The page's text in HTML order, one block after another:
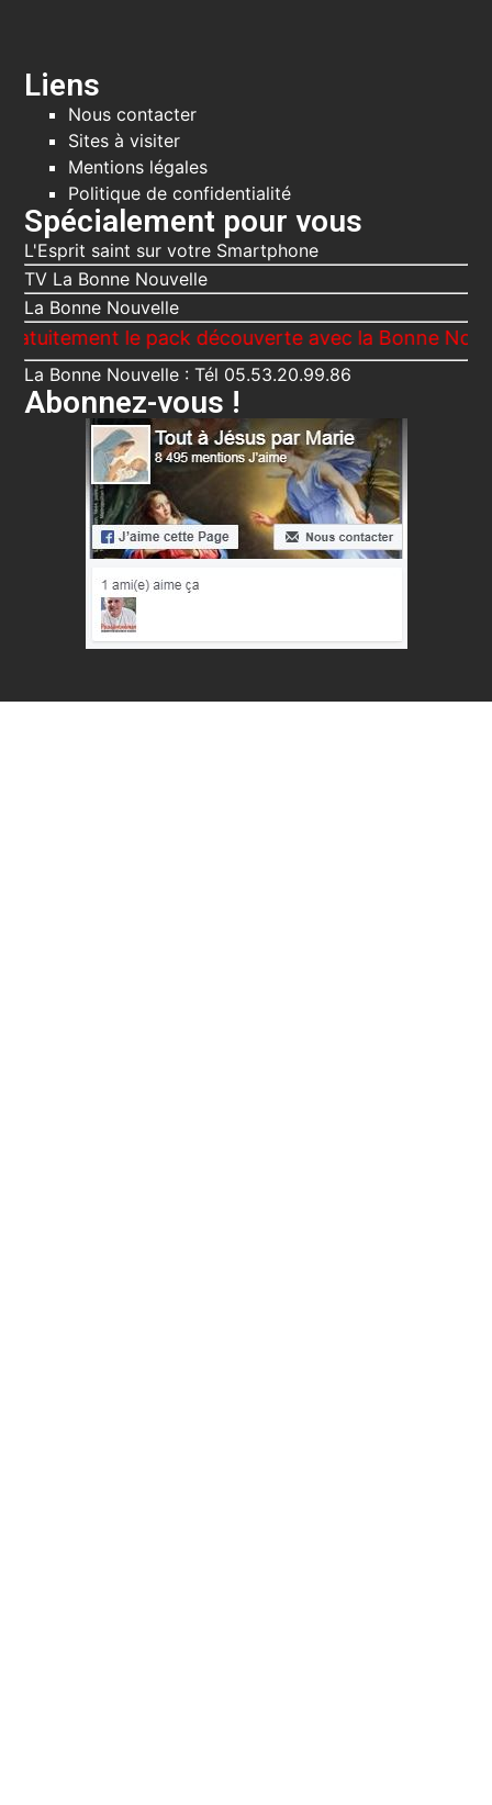
Liens
Nous contacter
Sites à visiter
Mentions légales
Politique de confidentialité
Spécialement pour vous
L'Esprit saint sur votre Smartphone
TV La Bonne Nouvelle
La Bonne Nouvelle
le pack découverte avec la Bonne Nouvelle,
La Bonne Nouvelle : Tél 05.53.20.99.86
Abonnez-vous !